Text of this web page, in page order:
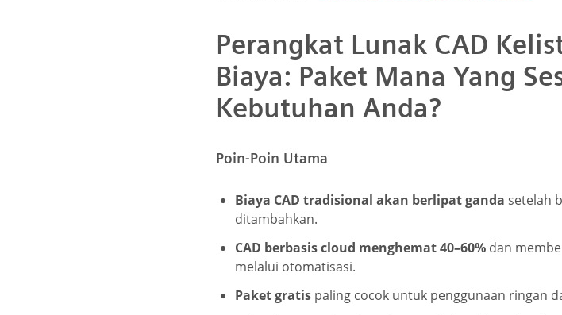
Perangkat Lunak CAD
Biaya: Paket Mana Yang
Kebutuhan Anda?
Poin-Poin Utama
Biaya CAD tradisional akan berlipat ganda setelah
ditambahkan.
CAD berbasis cloud menghemat 40–60% dan
melalui otomatisasi.
Paket gratis paling cocok untuk penggunaan ringan